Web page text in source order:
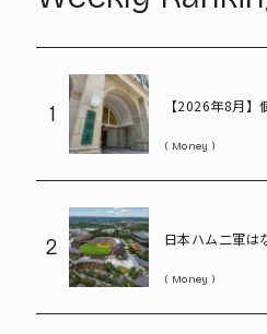
1
【2026年8月
利子も紹介
Money
2
日本ハム二軍は
Money